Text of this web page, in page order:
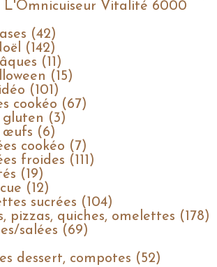
L'Omnicuiseur Vitalité 6000
(42)
(142)
(11)
(15)
(101)
cookéo (67)
gluten (3)
œufs (6)
cookéo (7)
froides (111)
(19)
(12)
sucrées (104)
pizzas, quiches, omelettes (178)
salées (69)
dessert, compotes (52)